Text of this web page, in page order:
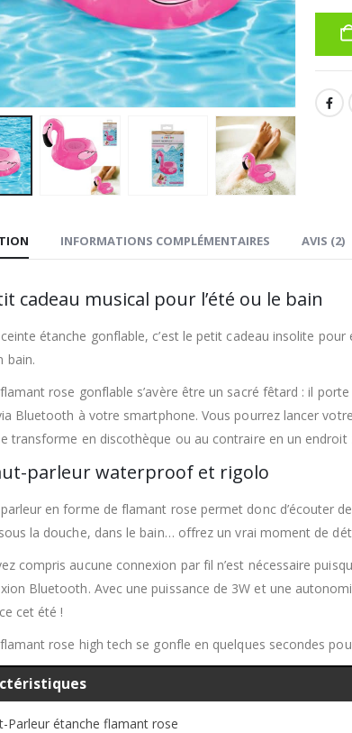
INFORMATIONS COMPLÉMENTAIRES AVIS (2)
cadeau musical pour l’été ou le bain
étanche gonflable, c’est le petit cadeau insolite
bain.
rose gonflable s’avère être un sacré fêtard : il
Bluetooth à votre smartphone. Vous pourrez lancer
transforme en discothèque ou au contraire en un endroit
parleur waterproof et rigolo
en forme de flamant rose permet donc d’écouter
la douche, dans le bain… offrez un vrai moment de
compris aucune connexion par fil n’est nécessaire
Bluetooth. Avec une puissance de 3W et une
cet été !
rose high tech se gonfle en quelques secondes
Parleur étanche flamant rose